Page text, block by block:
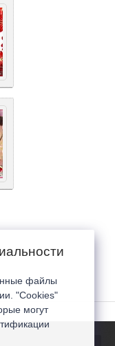
файлы
"Cookies"
могут